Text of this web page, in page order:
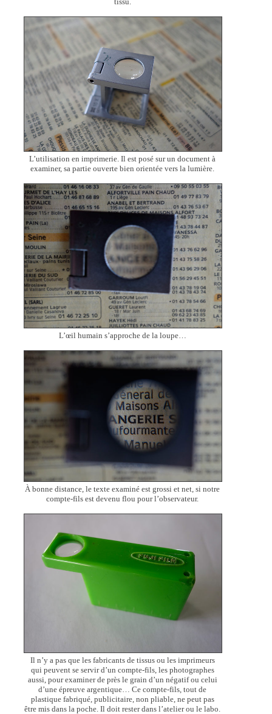
L’utilisation en imprimerie. Il est posé sur un document à
examiner, sa partie ouverte bien orientée vers la lumière.
L’œil humain s’approche de la loupe…
À bonne distance, le texte examiné est grossi et net, si notre
compte-fils est devenu flou pour l’observateur.
Il n’y a pas que les fabricants de tissus ou les imprimeurs
qui peuvent se servir d’un compte-fils, les photographes
aussi, pour examiner de près le grain d’un négatif ou celui
d’une épreuve argentique… Ce compte-fils, tout de
plastique fabriqué, publicitaire, non pliable, ne peut pas
être mis dans la poche. Il doit rester dans l’atelier ou le labo.